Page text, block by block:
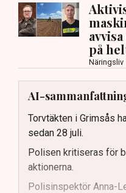
på
Näringsliv
AI-
Torvtäkten i Grimsås
sedan 28 juli.
Polisen kritiseras för
aktionerna.
Polisinspektör Anna-